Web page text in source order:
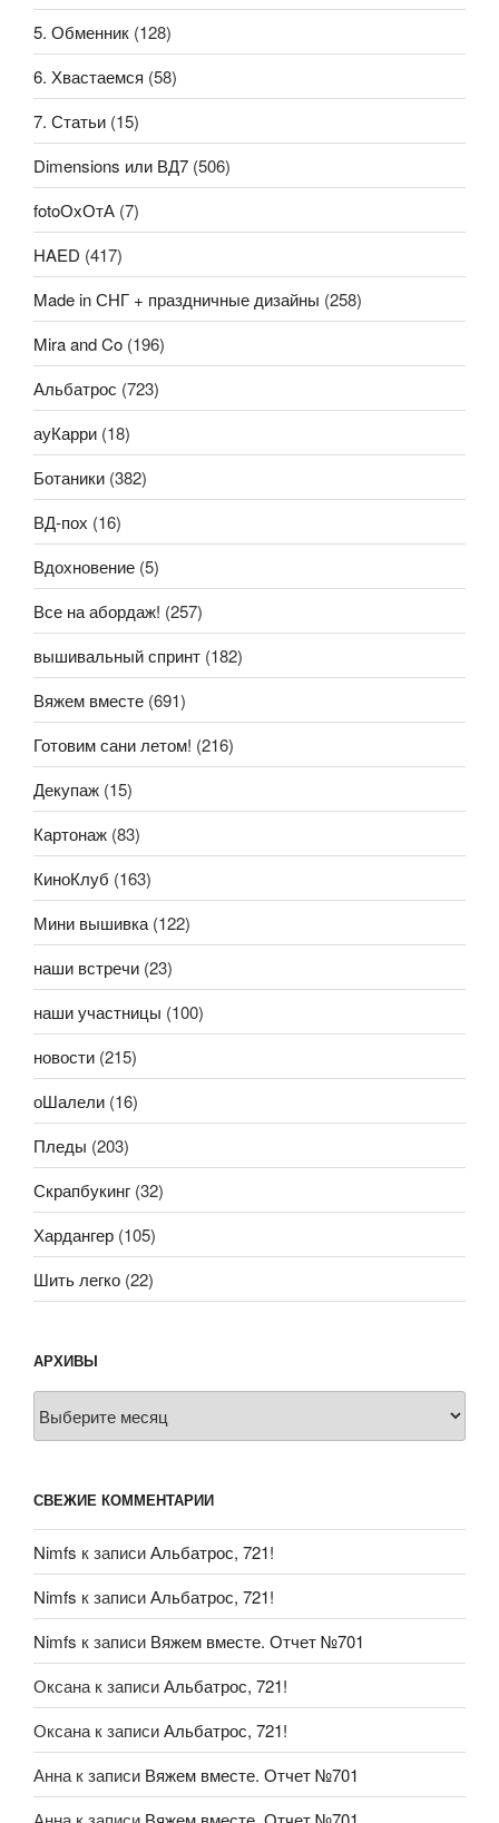
5. Обменник (128)
6. Хвастаемся (58)
7. Статьи (15)
Dimensions или ВД7 (506)
fotoОхОтА (7)
HAED (417)
Made in СНГ + праздничные дизайны (258)
Mira and Co (196)
Альбатрос (723)
ауКарри (18)
Ботаники (382)
ВД-пох (16)
Вдохновение (5)
Все на абордаж! (257)
вышивальный спринт (182)
Вяжем вместе (691)
Готовим сани летом! (216)
Декупаж (15)
Картонаж (83)
КиноКлуб (163)
Мини вышивка (122)
наши встречи (23)
наши участницы (100)
новости (215)
оШалели (16)
Пледы (203)
Скрапбукинг (32)
Хардангер (105)
Шить легко (22)
АРХИВЫ
СВЕЖИЕ КОММЕНТАРИИ
Nimfs к записиАльбатрос, 721!
Nimfs к записиАльбатрос, 721!
Nimfs к записи Вяжем вместе. Отчет №701
Оксана к записиАльбатрос, 721!
Оксана к записиАльбатрос, 721!
Анна к записи Вяжем вместе. Отчет №701